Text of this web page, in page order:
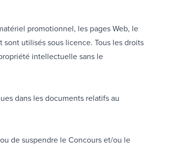
promotionnel, les pages Web, le
utilisés sous licence. Tous les droits
intellectuelle sans le
dans les documents relatifs au
de suspendre le Concours et/ou le